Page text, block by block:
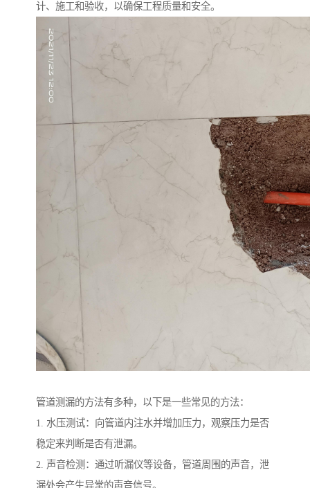
计、施工和验收，以确保工程质量和安全。
管道测漏的方法有多种，以下是一些常见的方法：
1. 水压测试：向管道内注水并增加压力，观察压力是否
稳定来判断是否有泄漏。
2. 声音检测：通过听漏仪等设备，管道周围的声音，泄
漏处会产生异常的声音信号。